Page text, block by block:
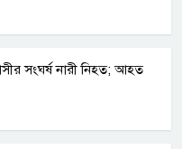
সংঘর্ষ নারী নিহত; আহত